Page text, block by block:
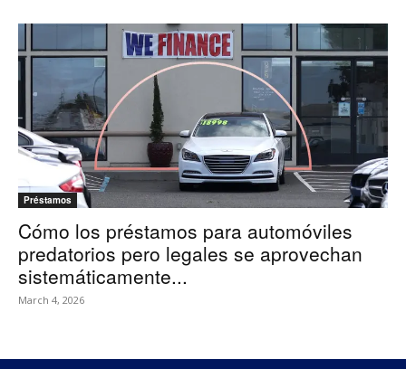
Préstamos
Cómo los préstamos para automóviles
predatorios pero legales se aprovechan
sistemáticamente...
March 4, 2026